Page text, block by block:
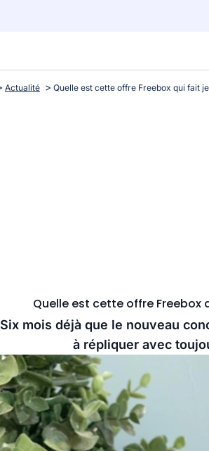
Actualité
Quelle est cette offre Freebox
Six mois déjà que le nouveau
à répliquer avec